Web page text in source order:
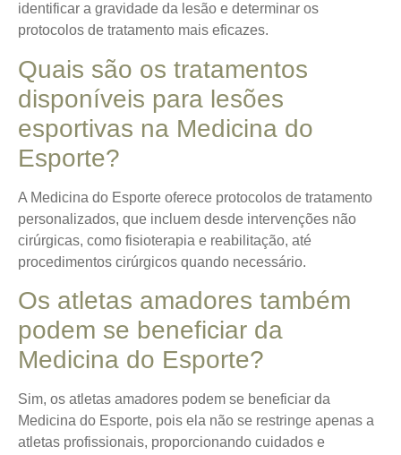
identificar a gravidade da lesão e determinar os
protocolos de tratamento mais eficazes.
Quais são os tratamentos
disponíveis para lesões
esportivas na Medicina do
Esporte?
A Medicina do Esporte oferece protocolos de tratamento
personalizados, que incluem desde intervenções não
cirúrgicas, como fisioterapia e reabilitação, até
procedimentos cirúrgicos quando necessário.
Os atletas amadores também
podem se beneficiar da
Medicina do Esporte?
Sim, os atletas amadores podem se beneficiar da
Medicina do Esporte, pois ela não se restringe apenas a
atletas profissionais, proporcionando cuidados e